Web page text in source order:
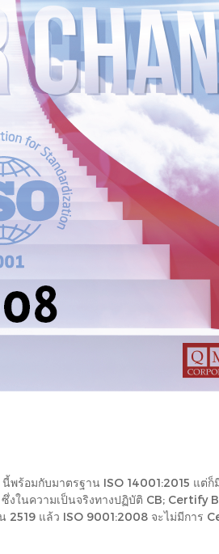
กับมาตรฐาน ISO 14001:2015 แต่ก็มี
ความเป็นจริงทางปฏิบัติ CB; Certify
แล้ว ISO 9001:2008 จะไม่มีการ